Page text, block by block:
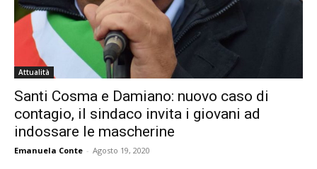
Attualità
Santi Cosma e Damiano: nuovo caso di
contagio, il sindaco invita i giovani ad
indossare le mascherine
Emanuela Conte - Agosto 19, 2020